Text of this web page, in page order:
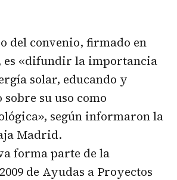
del convenio, firmado en
es «difundir la importancia
solar, educando y
su uso como
según informaron la
Madrid.
forma parte de la
de Ayudas a Proyectos